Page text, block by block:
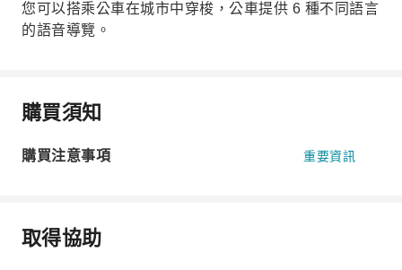
您可以搭乘公車在城市中穿梭，公車提供 6 種不同語言
的語音導覽。
購買須知
購買注意事項 重要資訊
取得協助